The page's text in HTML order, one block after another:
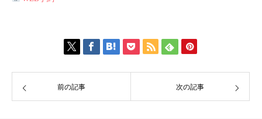
前の記事 次の記事